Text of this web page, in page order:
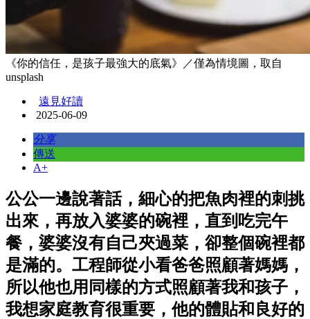
《你的信任，是孩子最強大的底氣》／僅為情境圖，取自
unsplash
遠見好讀
2025-06-09
分享
傳送
A+
公公一邊說著話，細心的把魚肉裡的刺挑
出來，再放入婆婆的碗裡，直到吃完午
餐，婆婆沒有自己夾過菜，卻整個碗裡都
是滿的。工程師從小看爸爸照顧著媽媽，
所以他也用同樣的方式照顧著我和孩子，
我想家庭教育很重要，他的體貼和良好的